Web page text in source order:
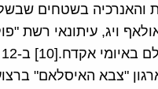
והאנרכיה בשטחים
ואולאף ויג, עיתונאי רשת
ארגון "צבא האיסלאם"